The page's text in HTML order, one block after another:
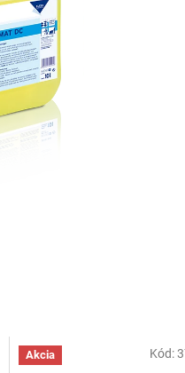
Akcia Kód: